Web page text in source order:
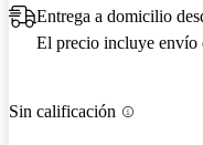
Entrega a domicilio
El precio incluye envío
Sin calificación